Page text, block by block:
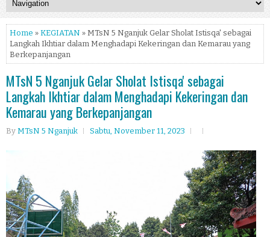
Home » KEGIATAN » MTsN 5 Nganjuk Gelar Sholat Istisqa' sebagai
Langkah Ikhtiar dalam Menghadapi Kekeringan dan Kemarau yang
Berkepanjangan
MTsN 5 Nganjuk Gelar Sholat Istisqa' sebagai
Langkah Ikhtiar dalam Menghadapi Kekeringan dan
Kemarau yang Berkepanjangan
By MTsN 5 Nganjuk Sabtu, November 11, 2023